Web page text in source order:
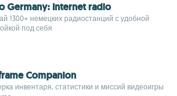
Germany: Internet radio
1300+ немецких радиостанций с удобной
под себя
Companion
инвентаря, статистики и миссий видеоигры